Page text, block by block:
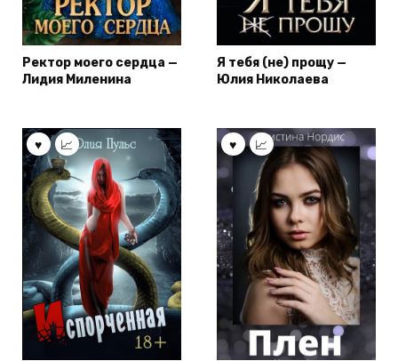
Ректор моего сердца —
Лидия Миленина
Я тебя (не) прощу —
Юлия Николаева